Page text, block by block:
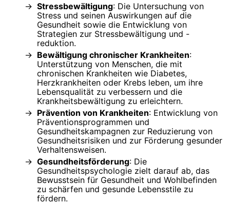
Stressbewältigung: Die Untersuchung von
Stress und seinen Auswirkungen auf die
Gesundheit sowie die Entwicklung von
Strategien zur Stressbewältigung und -
reduktion.
Bewältigung chronischer Krankheiten:
Unterstützung von Menschen, die mit
chronischen Krankheiten wie Diabetes,
Herzkrankheiten oder Krebs leben, um ihre
Lebensqualität zu verbessern und die
Krankheitsbewältigung zu erleichtern.
Prävention von Krankheiten: Entwicklung von
Präventionsprogrammen und
Gesundheitskampagnen zur Reduzierung von
Gesundheitsrisiken und zur Förderung gesunder
Verhaltensweisen.
Gesundheitsförderung: Die
Gesundheitspsychologie zielt darauf ab, das
Bewusstsein für Gesundheit und Wohlbefinden
zu schärfen und gesunde Lebensstile zu
fördern.